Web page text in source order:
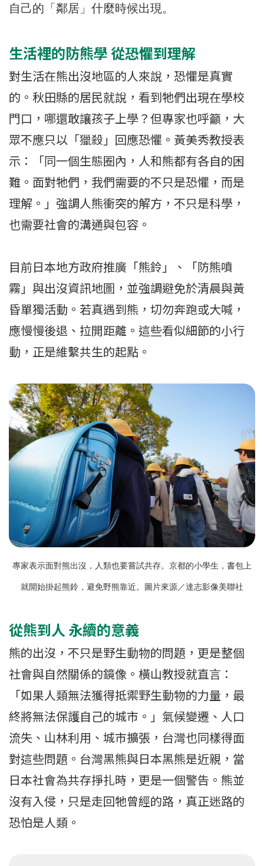
自己的「鄰居」什麼時候出現。
生活裡的防熊學 從恐懼到理解
對生活在熊出沒地區的人來說，恐懼是真實
的。秋田縣的居民就說，看到牠們出現在學校
門口，哪還敢讓孩子上學？但專家也呼籲，大
眾不應只以「獵殺」回應恐懼。黃美秀教授表
示：「同一個生態圈內，人和熊都有各自的困
難。面對牠們，我們需要的不只是恐懼，而是
理解。」強調人熊衝突的解方，不只是科學，
也需要社會的溝通與包容。
目前日本地方政府推廣「熊鈴」、「防熊噴
霧」與出沒資訊地圖，並強調避免於清晨與黃
昏單獨活動。若真遇到熊，切勿奔跑或大喊，
應慢慢後退、拉開距離。這些看似細節的小行
動，正是維繫共生的起點。
專家表示面對熊出沒，人類也要嘗試共存。京都的小學生，書包上
就開始掛起熊鈴，避免野熊靠近。 圖片來源／達志影像美聯社
從熊到人 永續的意義
熊的出沒，不只是野生動物的問題，更是整個
社會與自然關係的鏡像。橫山教授就直言：
「如果人類無法獲得抵禦野生動物的力量，最
終將無法保護自己的城市。」氣候變遷、人口
流失、山林利用、城市擴張，台灣也同樣得面
對這些問題。台灣黑熊與日本黑熊是近親，當
日本社會為共存掙扎時，更是一個警告。熊並
沒有入侵，只是走回牠曾經的路，真正迷路的
恐怕是人類。